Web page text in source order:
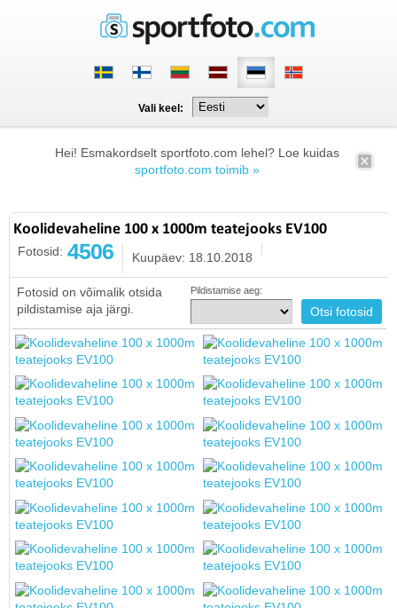
Vali keel:
Hei! Esmakordselt sportfoto.com lehel? Loe kuidas
sportfoto.com toimib »
Koolidevaheline 100 x 1000m teatejooks EV100
Fotosid: 4506 Kuupäev: 18.10.2018
Fotosid on võimalik otsida
pildistamise aja järgi.
Pildistamise aeg: